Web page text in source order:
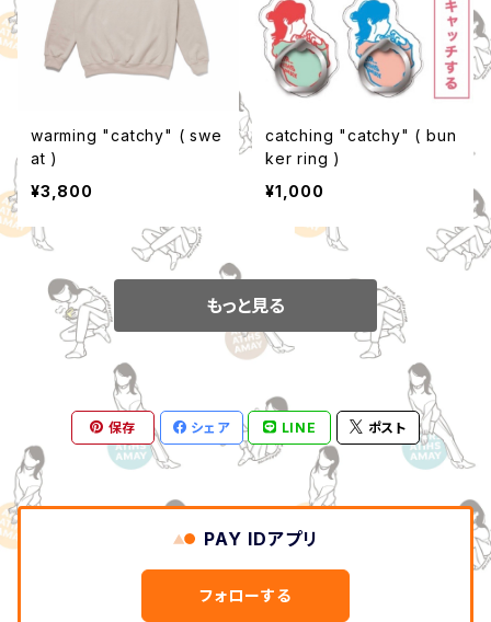
warming "catchy" ( swe
at )
¥3,800
catching "catchy" ( bun
ker ring )
¥1,000
もっと見る
保存 シェア LINE ポスト
PAY IDアプリ
フォローする